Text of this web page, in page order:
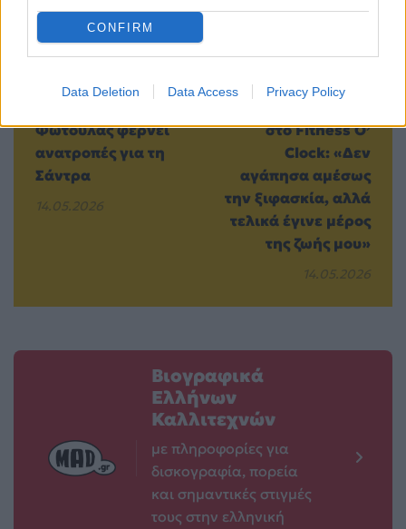
CONFIRM
Data Deletion Data Access Privacy Policy
«Το Σόι Σου»: Το
Φωτούλας φέρνει
ανατροπές για τη
Σάντρα
14.05.2026
H Νικόλ
στο Fitness O’
Clock: «Δεν
αγάπησα αμέσως
την ξιφασκία, αλλά
τελικά έγινε μέρος
της ζωής μου»
14.05.2026
Βιογραφικά
Ελλήνων
Καλλιτεχνών
με πληροφορίες για
δισκογραφία, πορεία
και σημαντικές στιγμές
τους στην ελληνική